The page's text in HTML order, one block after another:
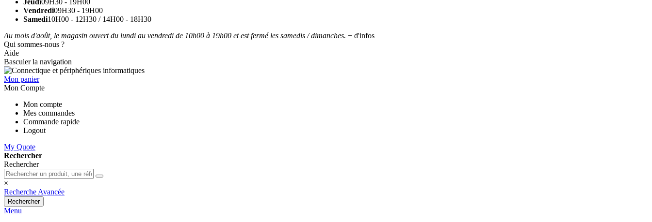
Vendredi09H30 - 19H00
Samedi10H00 - 12H30 / 14H00 - 18H30
Au mois d'août, le magasin ouvert du lundi au vendredi de 10h00 à 19h00 et est fermé les samedis / dimanches. + d'infos
Qui sommes-nous ?
Aide
Basculer la navigation
Mon panier
Mon Compte
Mon compte
Mes commandes
Commande rapide
Logout
My Quote
Rechercher
Rechercher
×
Recherche Avancée
Rechercher
Menu